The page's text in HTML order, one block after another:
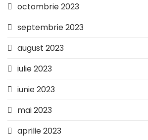
octombrie 2023
septembrie 2023
august 2023
iulie 2023
iunie 2023
mai 2023
aprilie 2023